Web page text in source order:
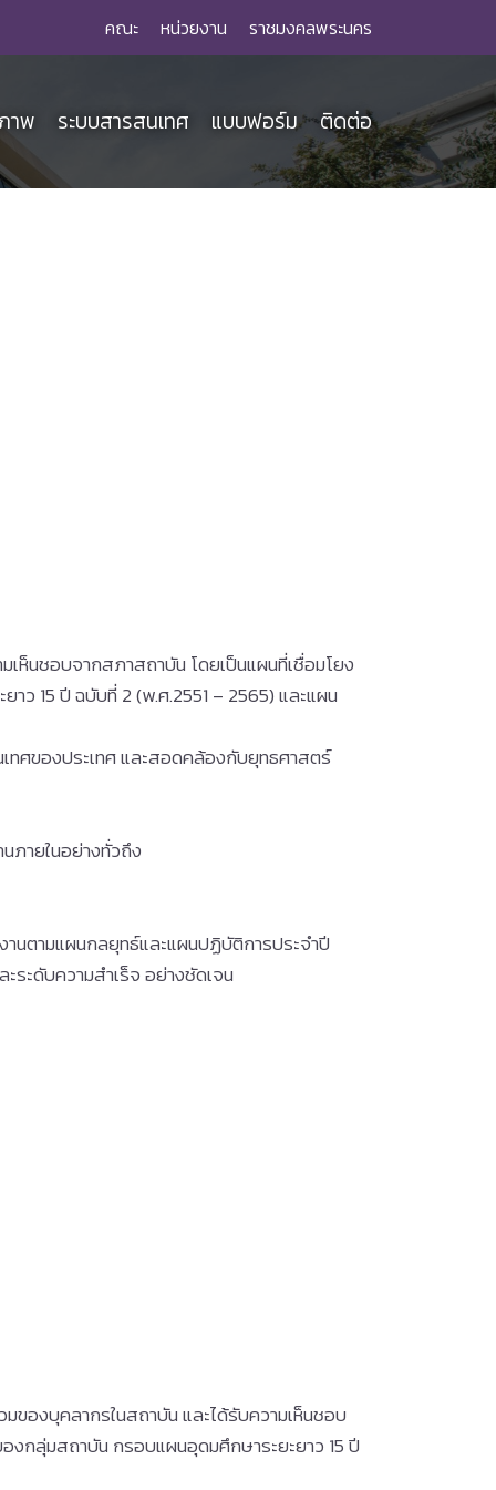
คณะ หน่วยงาน ราชมงคลพระนคร
าพ ระบบสารสนเทศ แบบฟอร์ม ติดต่อ
ห็นชอบจากสภาสถาบัน โดยเป็นแผนที่เชื่อมโยง
15 ปี ฉบับที่ 2 (พ.ศ.2551 – 2565) และแผน
ทศของประเทศ และสอดคล้องกับยุทธศาสตร์
ภายในอย่างทั่วถึง
นตามแผนกลยุทธ์และแผนปฏิบัติการประจำปี
ะดับความสำเร็จ อย่างชัดเจน
องบุคลากรในสถาบัน และได้รับความเห็นชอบ
ลุ่มสถาบัน กรอบแผนอุดมศึกษาระยะยาว 15 ปี